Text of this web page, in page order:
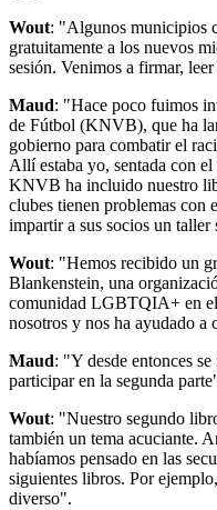
Wout: "Algunos municipios
gratuitamente a los nuevos
sesión. Venimos a firmar,
Maud: "Hace poco fuimos
de Fútbol (KNVB), que ha
gobierno para combatir el
Allí estaba yo, sentada con
KNVB ha incluido nuestro
clubes tienen problemas con
impartir a sus socios un
Wout: "Hemos recibido un
Blankenstein, una
comunidad LGBTQIA+ en
nosotros y nos ha ayudado
Maud: "Y desde entonces
participar en la segunda
Wout: "Nuestro segundo
también un tema acuciante.
habíamos pensado en las
siguientes libros. Por
diverso".